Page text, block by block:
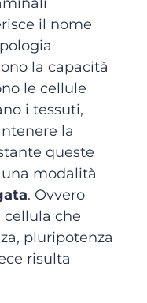
il nome
la capacità
le cellule
i tessuti,
la
queste
modalità
. Ovvero
che
pluripotenza
risulta